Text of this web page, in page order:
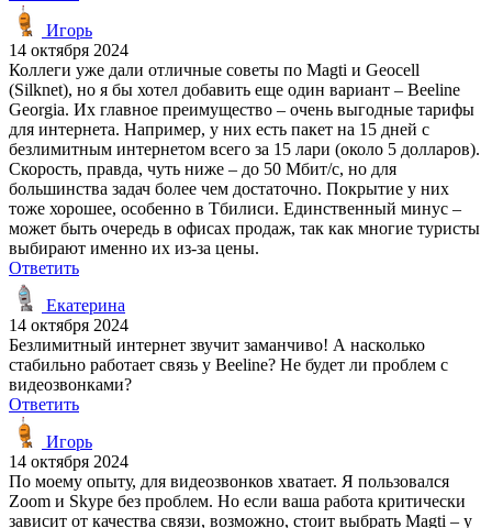
Игорь
14 октября 2024
Коллеги уже дали отличные советы по Magti и Geocell
(Silknet), но я бы хотел добавить еще один вариант – Beeline
Georgia. Их главное преимущество – очень выгодные тарифы
для интернета. Например, у них есть пакет на 15 дней с
безлимитным интернетом всего за 15 лари (около 5 долларов).
Скорость, правда, чуть ниже – до 50 Мбит/с, но для
большинства задач более чем достаточно. Покрытие у них
тоже хорошее, особенно в Тбилиси. Единственный минус –
может быть очередь в офисах продаж, так как многие туристы
выбирают именно их из-за цены.
Ответить
Екатерина
14 октября 2024
Безлимитный интернет звучит заманчиво! А насколько
стабильно работает связь у Beeline? Не будет ли проблем с
видеозвонками?
Ответить
Игорь
14 октября 2024
По моему опыту, для видеозвонков хватает. Я пользовался
Zoom и Skype без проблем. Но если ваша работа критически
зависит от качества связи, возможно, стоит выбрать Magti – у